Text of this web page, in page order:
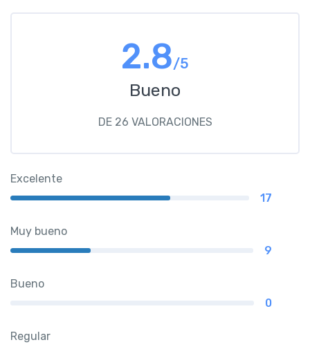
2.8/5
Bueno
DE 26 VALORACIONES
Excelente
17
Muy bueno
9
Bueno
0
Regular